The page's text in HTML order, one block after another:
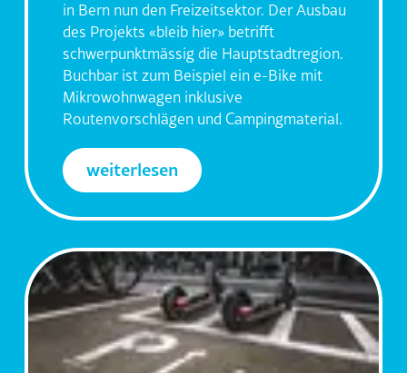
in Bern nun den Freizeitsektor. Der Ausbau
des Projekts «bleib hier» betrifft
schwerpunktmässig die Hauptstadtregion.
Buchbar ist zum Beispiel ein e-Bike mit
Mikrowohnwagen inklusive
Routenvorschlägen und Campingmaterial.
weiterlesen